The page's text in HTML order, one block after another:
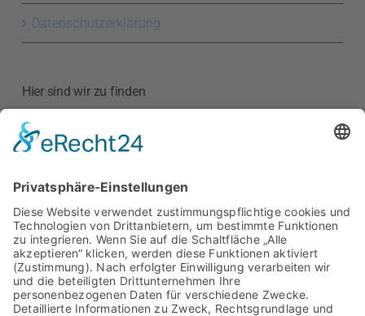
Datenschutzerklärung
Hier sind wir zu finden
Kreishandwerkerschaft
Hauptstraße 52
01589 Riesa
Google Maps anzeigen